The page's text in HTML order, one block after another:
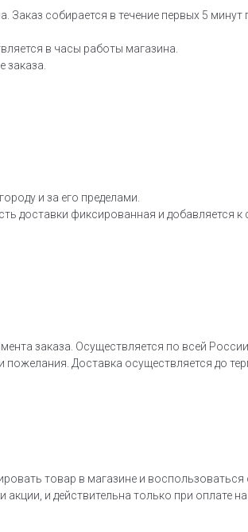
собирается в течение первых 5
в часы работы магазина.
заказа.
и за его пределами.
доставки фиксированная и добавляется
заказа. Осуществляется по всей
Доставка осуществляется до
товар в магазине и
и действительна только при оплате